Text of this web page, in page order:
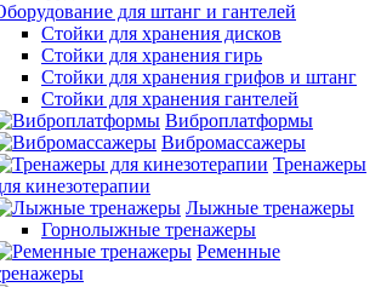
для штанг и гантелей
Стойки для хранения дисков
Стойки для хранения гирь
Стойки для хранения грифов и штанг
Стойки для хранения гантелей
Виброплатформы
Вибромассажеры
Тренажеры
кинезотерапии
Лыжные тренажеры
Горнолыжные тренажеры
Ременные